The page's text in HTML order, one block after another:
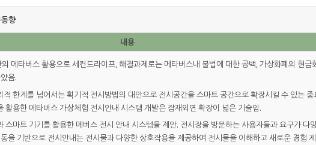
향
내용
메타버스 활용으로 세컨드라이프, 해결과제로는 메타버스내 불법에 대한 공백, 가상화폐의 현금
음.
적 한계를 넘어서는 획기적 전시방법의 대안으로 전시공간을 스마트 공간으로 확장시킬 수 있는 중
활용한 메타버스 가상체험 전시안내 시스템 개발은 잠재외연 확장이 넓은 기술임.
스마트 기기를 활용한 메버스 전시 안내 시스템을 제안. 전시장을 방문하는 사용자들과 요구가 다
을 기반으로 전시안내는 전시물과 다양한 상호작용을 제공하여 전시물을 이해하고 새로운 경험